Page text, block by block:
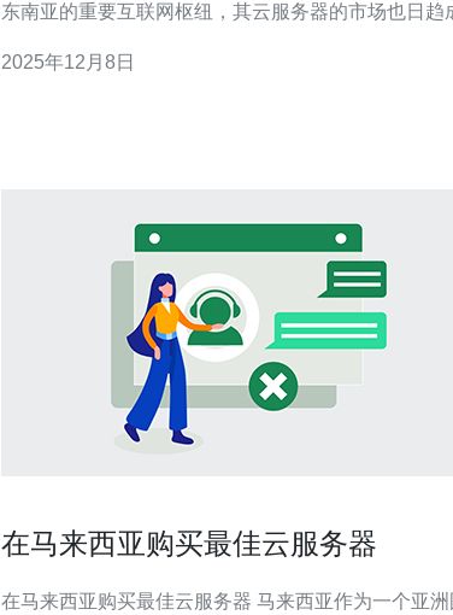
东南亚的重要互联网枢纽，其云服务器的市场也日趋
判断其价格的真实情况。本文将为您揭示马来西亚云
2025年12月8日
在马来西亚购买最佳云服务器
在马来西亚购买最佳云服务器 马来西亚作为一个亚洲国